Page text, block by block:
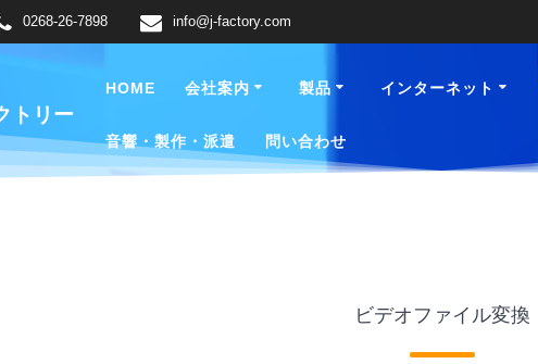
0268-26-7898 info@j-factory.com
トリー
HOME 会社案内 製品 インターネット
音響・製作・派遣 問い合わせ
ビデオファイル変換